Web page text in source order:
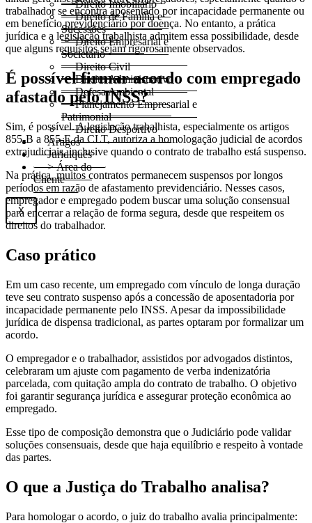
Direito Imobiliário
Direito de Família e
Sucessões
Direito Empresarial e
Societário
Direito Civil
Direito Administrativo
Defesa Ambiental
Planejamento Empresarial e
Patrimonial
Direito Desportivo
Artigos
Juridiquês
> Área do
Cliente
X
trabalhador se encontra aposentado por incapacidade permanente ou
em benefício previdenciário por doença. No entanto, a prática
jurídica e a legislação trabalhista admitem essa possibilidade, desde
que alguns requisitos sejam rigorosamente observados.
É possível firmar acordo com empregado
afastado pelo INSS?
Sim, é possível. A legislação trabalhista, especialmente os artigos
855-B a 855-E da CLT, autoriza a homologação judicial de acordos
extrajudiciais, inclusive quando o contrato de trabalho está suspenso.
Na prática, muitos contratos permanecem suspensos por longos
períodos em razão de afastamento previdenciário. Nesses casos,
empregador e empregado podem buscar uma solução consensual
para encerrar a relação de forma segura, desde que respeitem os
direitos do trabalhador.
Caso prático
Em um caso recente, um empregado com vínculo de longa duração
teve seu contrato suspenso após a concessão de aposentadoria por
incapacidade permanente pelo INSS. Apesar da impossibilidade
jurídica de dispensa tradicional, as partes optaram por formalizar um
acordo.
O empregador e o trabalhador, assistidos por advogados distintos,
celebraram um ajuste com pagamento de verba indenizatória
parcelada, com quitação ampla do contrato de trabalho. O objetivo
foi garantir segurança jurídica e assegurar proteção econômica ao
empregado.
Esse tipo de composição demonstra que o Judiciário pode validar
soluções consensuais, desde que haja equilíbrio e respeito à vontade
das partes.
O que a Justiça do Trabalho analisa?
Para homologar o acordo, o juiz do trabalho avalia principalmente: